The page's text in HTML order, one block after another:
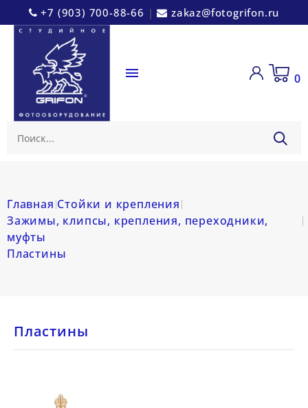
+7 (903) 700-88-66 | zakaz@fotogrifon.ru
 0
Главная Стойки и крепления
Зажимы, клипсы, крепления, переходники,
муфты
Пластины
Пластины